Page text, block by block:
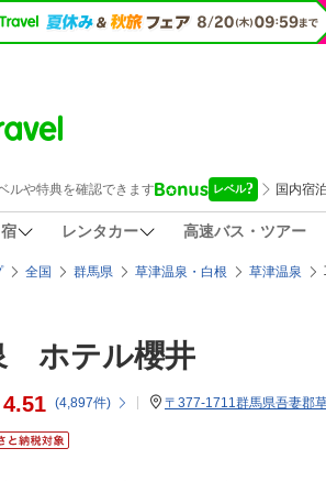
レンタカー 高速バス・ツアー
全国 群馬県 草津温泉・白根 草津温泉
ホテル櫻井
4.51 (4,897件) 〒377-1711群馬県吾妻郡